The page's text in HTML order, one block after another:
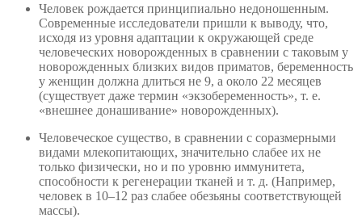
Человек рождается принципиально недоношенным.
Современные исследователи пришли к выводу, что,
исходя из уровня адаптации к окружающей среде
человеческих новорожденных в сравнении с таковым у
новорожденных близких видов приматов, беременность
у женщин должна длиться не 9, а около 22 месяцев
(существует даже термин «экзобеременность», т. е.
«внешнее донашивание» новорожденных).
Человеческое существо, в сравнении с соразмерными
видами млекопитающих, значительно слабее их не
только физически, но и по уровню иммунитета,
способности к регенерации тканей и т. д. (Например,
человек в 10–12 раз слабее обезьяны соответствующей
массы).